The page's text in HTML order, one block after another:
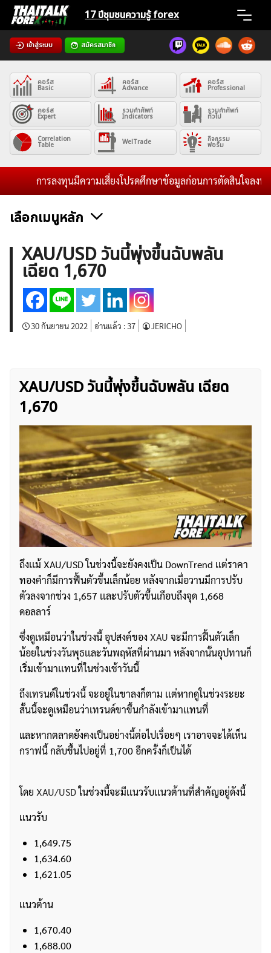
Skip
content
17 ปีชุมชนความรู้ forex
เข้าสู่ระบบ สมัครสมาชิก
Home
News
Articles
VPS Register
ค้นหา
สำหรับ:
คอร์ส
Basic
คอร์ส
Advance
คอร์ส
Professional
คอร์ส
Expert
รวมคำศัพท์
Indicators
รวมคำศัพท์
ทั่วไป
Correlation
Table WelTrade กิจกรรม
ฟอรั่ม
การลงทุนมีความเสี่ยงโปรดศึกษาข้อมูลก่อนการตัดสินใจลงทุน
เลือกเมนูหลัก
ข่าวฟอเร็กซ์และสกุลเงิน คริปโตเคอร์เรนซี
ฟรีซิกแนล รายวัน
บทวิเคราะห์
เศรษฐกิจทั่วไป
สินค้าโภคภัณฑ์
โบรกเกอร์ FX
โปรโมชั่น Forex
กองทุน Forex
ฟรี EA
XAU/USD วันนี้พุ่งขึ้นฉับพลัน
เฉียด 1,670
30 กันยายน 2022 อ่านแล้ว :37 JERICHO
XAU/USD วันนี้พุ่งขึ้นฉับพลัน เฉียด
1,670
ถึงเเม้ XAU/USD ในช่วงนี้จะยังคงเป็น DownTrend เเต่ราคา
ทองคำก็มีการฟื้นตัวขึ้นเล็กน้อย หลังจากเมื่อวานมีการปรับ
ตัวลงจากช่วง 1,657 เเละปรับตัวขึ้นเกือบถึงจุด 1,668
ดอลลาร์
ซึ่งดูเหมือนว่าในช่วงนี้ อุปสงค์ของ XAU จะมีการฝื้นตัวเล็ก
น้อยในช่วงวันพุธเเละวันพฤหัสที่ผ่านมา หลังจากนั้นอุปทานก็
เริ่มเข้ามาเเทนที่ในช่วงเช้าวันนี้
ถึงเทรนด์ในช่วงนี้ จะอยู่ในขาลงก็ตาม เเต่หากดูในช่วงระยะ
สั้นนี้จะดูเหมือนว่าเทรนด์ขาขึ้นกำลังเข้ามาเเทนที่
และหากตลาดยังคงเป็นอย่างนี้ต่อไปเรื่อยๆ เราอาจจะได้เห็น
กราฟนี้ กลับขึ้นไปอยู่ที่ 1,700 อีกครั้งก็เป็นได้
โดย XAU/USDในช่วงนี้จะมีเเนวรับเเนวต้านที่สำคัญอยู่ดังนี้
เเนวรับ
1,649.75
1,634.60
1,621.05
เเนวต้าน
1,670.40
1,688.00